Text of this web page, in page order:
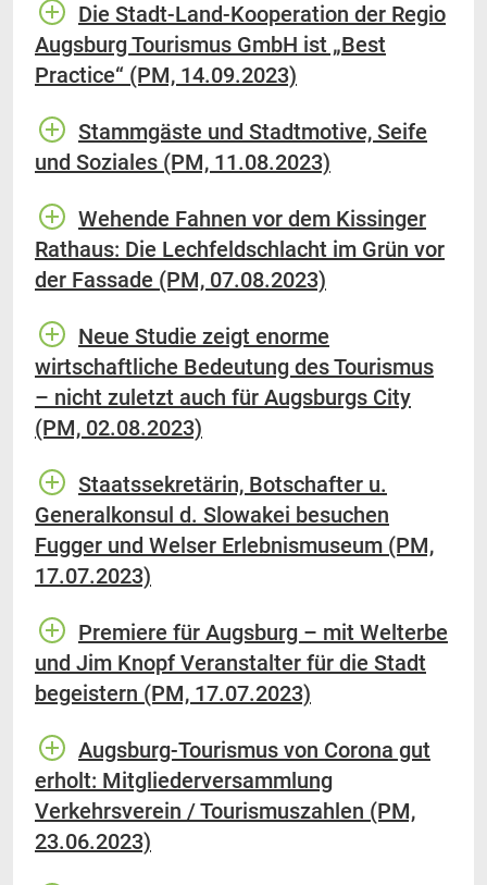
Die Stadt-Land-Kooperation der Regio
Augsburg Tourismus GmbH ist „Best
Practice“ (PM, 14.09.2023)
Stammgäste und Stadtmotive, Seife
und Soziales (PM, 11.08.2023)
Wehende Fahnen vor dem Kissinger
Rathaus: Die Lechfeldschlacht im Grün vor
der Fassade (PM, 07.08.2023)
Neue Studie zeigt enorme
wirtschaftliche Bedeutung des Tourismus
– nicht zuletzt auch für Augsburgs City
(PM, 02.08.2023)
Staatssekretärin, Botschafter u.
Generalkonsul d. Slowakei besuchen
Fugger und Welser Erlebnismuseum (PM,
17.07.2023)
Premiere für Augsburg – mit Welterbe
und Jim Knopf Veranstalter für die Stadt
begeistern (PM, 17.07.2023)
Augsburg-Tourismus von Corona gut
erholt: Mitgliederversammlung
Verkehrsverein / Tourismuszahlen (PM,
23.06.2023)